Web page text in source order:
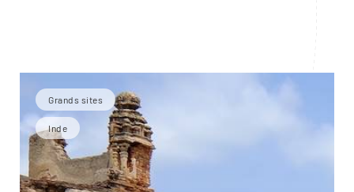
Grands sites
Inde